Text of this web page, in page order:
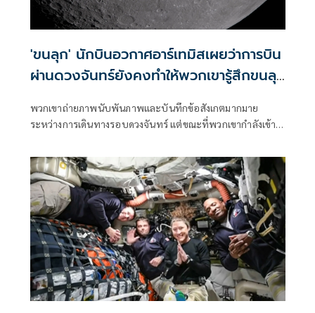
'ขนลุก' นักบินอวกาศอาร์เทมิสเผยว่าการบิน
ผ่านดวงจันทร์ยังคงทำให้พวกเขารู้สึกขนลุก
พวกเขาถ่ายภาพนับพันภาพและบันทึกข้อสังเกตมากมาย
ระหว่างการเดินทางรอบดวงจันทร์ แต่ขณะที่พวกเขากำลังเข้า
เขายังเพิ่งเริ่มต้นประมวลผลประสบการณ์สุดพิเศษที่พวกเขาได้
ร่วมกันเท่านั้น